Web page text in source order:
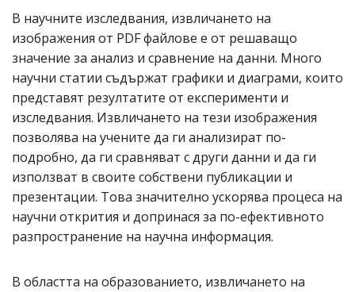
В научните изследвания, извличането на
изображения от PDF файлове е от решаващо
значение за анализ и сравнение на данни. Много
научни статии съдържат графики и диаграми, които
представят резултатите от експерименти и
изследвания. Извличането на тези изображения
позволява на учените да ги анализират по-
подробно, да ги сравняват с други данни и да ги
използват в своите собствени публикации и
презентации. Това значително ускорява процеса на
научни открития и допринася за по-ефективното
разпространение на научна информация.
В областта на образованието, извличането на